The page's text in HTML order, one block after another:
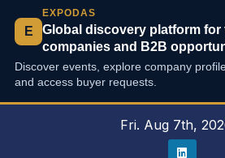
E
EXPODAS
Global discovery platform for
companies and B2B
Discover events, explore company
and access buyer requests.
Fri. Aug 7th,